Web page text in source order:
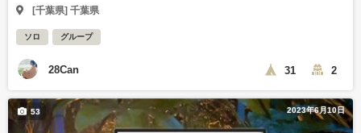
[千葉県] 千葉県
ソロ グループ
28Can 31 2
2023年6月10日
53